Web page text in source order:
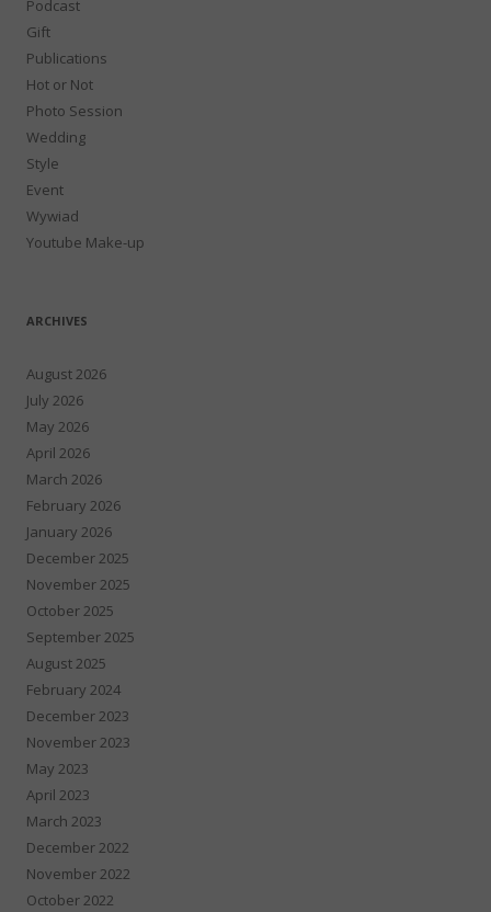
Podcast
Gift
Publications
Hot or Not
Photo Session
Wedding
Style
Event
Wywiad
Youtube Make-up
ARCHIVES
August 2026
July 2026
May 2026
April 2026
March 2026
February 2026
January 2026
December 2025
November 2025
October 2025
September 2025
August 2025
February 2024
December 2023
November 2023
May 2023
April 2023
March 2023
December 2022
November 2022
October 2022